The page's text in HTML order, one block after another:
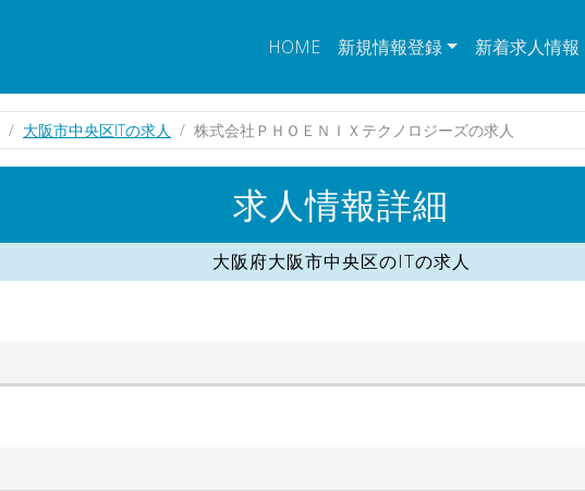
HOME 新規情報登録 新着求人情報
大阪市中央区ITの求人 株式会社ＰＨＯＥＮＩＸテクノロジーズの求人
求人情報詳細
大阪府大阪市中央区のITの求人